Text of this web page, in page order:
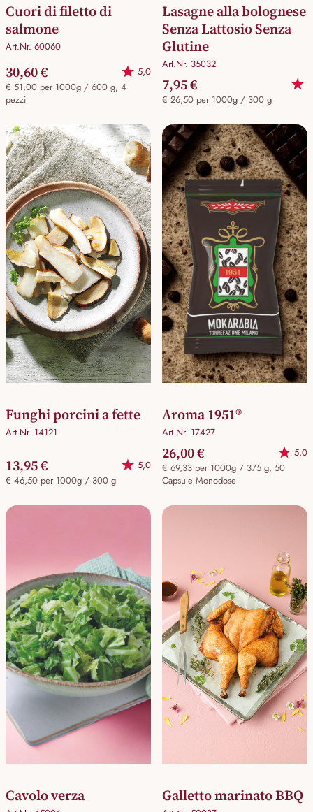
Cuori di filetto di
salmone
Art.Nr. 60060
30,60 €
5,0
€ 51,00 per 1000g / 600 g, 4
pezzi
Lasagne alla bolognese
Senza Lattosio Senza
Glutine
Art.Nr. 35032
7,95 €
€ 26,50 per 1000g / 300 g
Funghi porcini a fette
Art.Nr. 14121
13,95 €
5,0
€ 46,50 per 1000g / 300 g
Aroma 1951®
Art.Nr. 17427
26,00 €
5,0
€ 69,33 per 1000g / 375 g, 50
Capsule Monodose
Cavolo verza Galletto marinato BBQ